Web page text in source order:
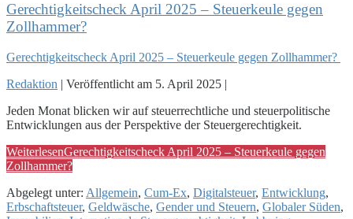
Gerechtigkeitscheck April 2025 – Steuerkeule gegen
Zollhammer?
Gerechtigkeitscheck April 2025 – Steuerkeule gegen Zollhammer?
Redaktion | Veröffentlicht am 5. April 2025 |
Jeden Monat blicken wir auf steuerrechtliche und steuerpolitische
Entwicklungen aus der Perspektive der Steuergerechtigkeit.
WeiterlesenGerechtigkeitscheck April 2025 – Steuerkeule gegen
Zollhammer?
Abgelegt unter: Allgemein, Cum-Ex, Digitalsteuer, Entwicklung,
Erbschaftsteuer, Geldwäsche, Gender und Steuern, Globaler Süden,